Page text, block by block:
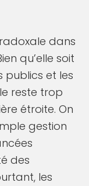
dans
qu’elle soit
publics et les
reste trop
étroite. On
gestion
des
les